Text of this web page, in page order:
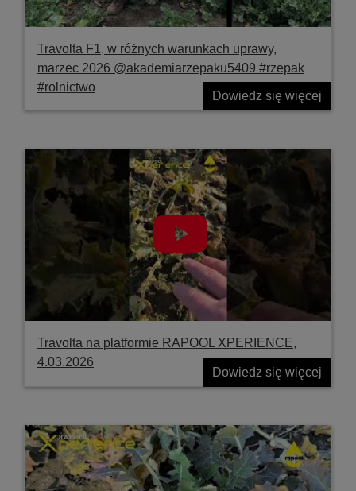
Travolta F1, w różnych warunkach uprawy,
marzec 2026 @akademiarzepaku5409 #rzepak
#rolnictwo
Dowiedz się więcej
Travolta na platformie RAPOOL XPERIENCE,
4.03.2026
Dowiedz się więcej